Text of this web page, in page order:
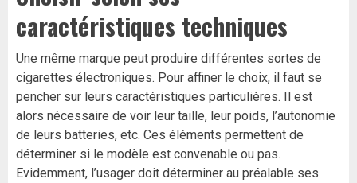
caractéristiques techniques
Une même marque peut produire différentes sortes de
cigarettes électroniques. Pour affiner le choix, il faut se
pencher sur leurs caractéristiques particulières. Il est
alors nécessaire de voir leur taille, leur poids, l’autonomie
de leurs batteries, etc. Ces éléments permettent de
déterminer si le modèle est convenable ou pas.
Evidemment, l’usager doit déterminer au préalable ses